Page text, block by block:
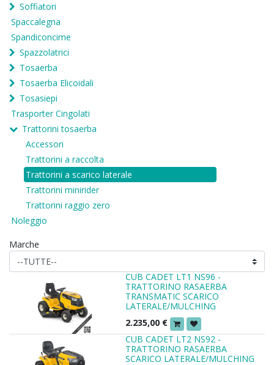
Soffiatori
Spaccalegna
Spandiconcime
Spazzolatrici
Tosaerba
Tosaerba Elicoidali
Tosasiepi
Trasporter Cingolati
Trattorini tosaerba
Accessori
Trattorini a raccolta
Trattorini a scarico laterale
Trattorini minirider
Trattorini raggio zero
Noleggio
Marche
CUB CADET LT1 NS96 -
TRATTORINO RASAERBA
TRANSMATIC SCARICO
LATERALE/MULCHING
2.235,00 €
CUB CADET LT2 NS92 -
TRATTORINO RASAERBA
SCARICO LATERALE/MULCHING